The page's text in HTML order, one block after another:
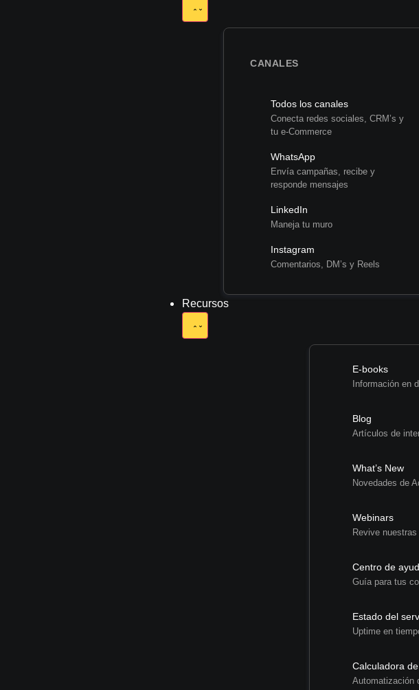
CANALES
Todos los canales
Conecta redes sociales, CRM’s y
tu e-Commerce
WhatsApp
Envía campañas, recibe y
responde mensajes
LinkedIn
Maneja tu muro
Instagram
Comentarios, DM’s y Reels
Recursos
E-books
Información en
Blog
Artículos de
What’s New
Novedades de
Webinars
Revive
Centro de
Guía para tus
Estado del
Uptime en
Calculadora
Automatización